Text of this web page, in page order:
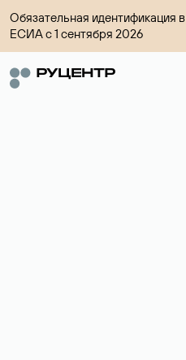
Обязательная идентификация в
ЕСИА с 1 сентября 2026